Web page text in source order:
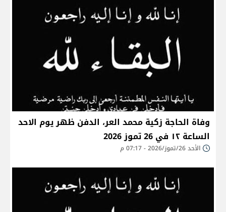
وفاة الحاجة زكية محمد العر، الدفن ظهر يوم الاحد
الساعة ١٢ في 26 تموز 2026
الأحد 26/تموز/2026 - 07:17 م